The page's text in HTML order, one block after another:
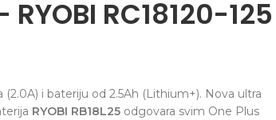
RC18120-125
(2.0A) i bateriju od 2.5Ah (Lithium+). Nova ultra
RYOBI RB18L25 odgovara svim One Plus